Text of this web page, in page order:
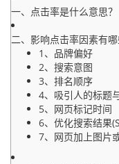
一、点击率是什么意思？
二、影响点击率因素有哪
1、品牌偏好
2、搜索意图
3、排名顺序
4、吸引人的标题
5、网页标记时间
6、优化搜索结果
7、网页加上图片